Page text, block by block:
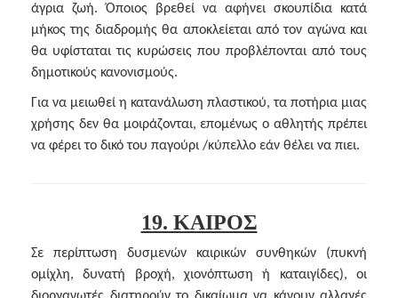
άγρια ζωή. Όποιος βρεθεί να αφήνει σκουπίδια κατά
μήκος της διαδρομής θα αποκλείεται από τον αγώνα και
θα υφίσταται τις κυρώσεις που προβλέπονται από τους
δημοτικούς κανονισμούς.
Για να μειωθεί η κατανάλωση πλαστικού, τα ποτήρια μιας
χρήσης δεν θα μοιράζονται, επομένως ο αθλητής πρέπει
να φέρει το δικό του παγούρι /κύπελλο εάν θέλει να πιει.
19. ΚΑΙΡΟΣ
Σε περίπτωση δυσμενών καιρικών συνθηκών (πυκνή
ομίχλη, δυνατή βροχή, χιονόπτωση ή καταιγίδες), οι